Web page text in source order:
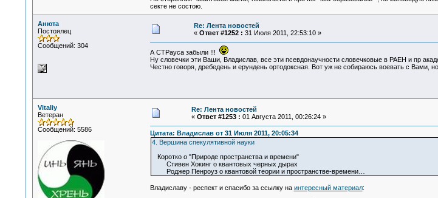
секте не состою.
Анюта
Постоялец
Сообщений: 304
Re: Лента новостей
« Ответ #1252 : 31 Июля 2011, 22:53:10 »
А СТРауса забыли !!!
Ну словечки эти Ваши, Владислав, все эти псевдонаучности словечковые в РАЕН и пр
Честно говоря, дребедень и ерундень ортодоксная. Вот уж не собираюсь воевать с Вами,
Vitaliy
Ветеран
Сообщений: 5586
Re: Лента новостей
« Ответ #1253 : 01 Августа 2011, 00:26:24 »
Цитата: Владислав от 31 Июля 2011, 20:05:34
4. Вершина спекулятивной науки
Коротко о "Природе пространства и времени"
Стивен Хокинг о квантовых черных дырах
Роджер Пенроуз о квантовой теории и пространстве-времени…
Владиславу - респект и спасибо за ссылку на интересный материал: